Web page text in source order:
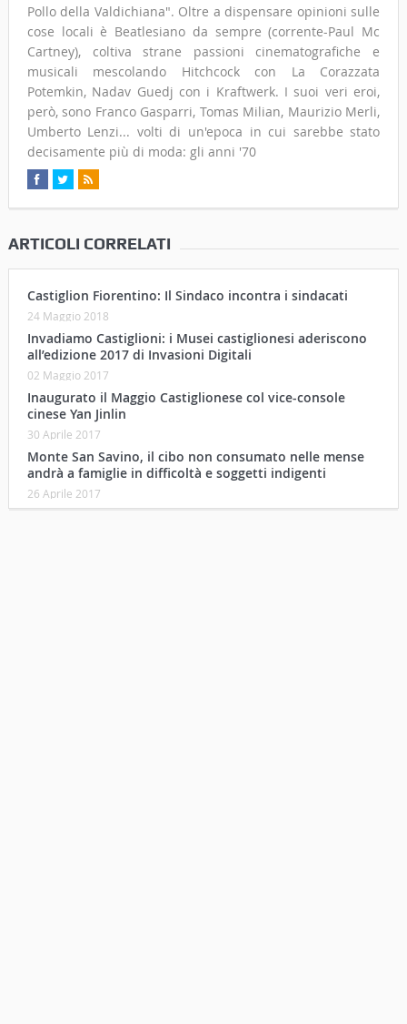
Pollo della Valdichiana". Oltre a dispensare opinioni sulle
cose locali è Beatlesiano da sempre (corrente-Paul Mc
Cartney), coltiva strane passioni cinematografiche e
musicali mescolando Hitchcock con La Corazzata
Potemkin, Nadav Guedj con i Kraftwerk. I suoi veri eroi,
però, sono Franco Gasparri, Tomas Milian, Maurizio Merli,
Umberto Lenzi... volti di un'epoca in cui sarebbe stato
decisamente più di moda: gli anni '70
ARTICOLI CORRELATI
Castiglion Fiorentino: Il Sindaco incontra i sindacati
24 Maggio 2018
Invadiamo Castiglioni: i Musei castiglionesi aderiscono
all’edizione 2017 di Invasioni Digitali
02 Maggio 2017
Inaugurato il Maggio Castiglionese col vice-console
cinese Yan Jinlin
30 Aprile 2017
Monte San Savino, il cibo non consumato nelle mense
andrà a famiglie in difficoltà e soggetti indigenti
26 Aprile 2017